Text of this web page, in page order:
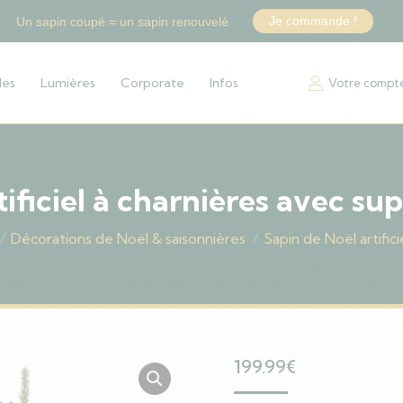
Lumières Corporate Infos Votre
à charnières avec
Décorations de Noël & saisonnières Sapin de Noël
199.99€
Un sapin coupé = un sapin renouvelé Je commande !